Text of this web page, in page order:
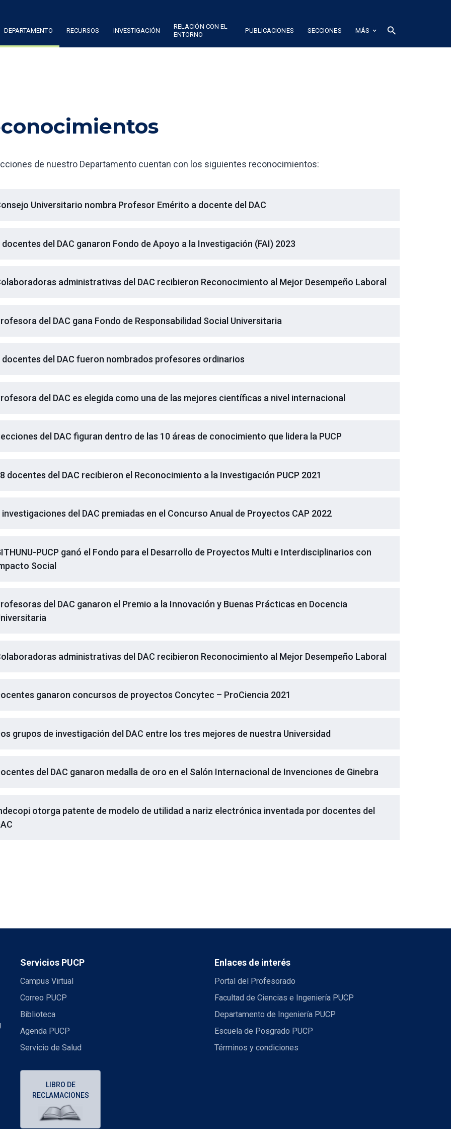
DEPARTAMENTO RECURSOS INVESTIGACIÓN
RELACIÓN CON EL
ENTORNO
PUBLICACIONES SECCIONES MÁS search
de nuestro Departamento cuentan con los siguientes reconocimientos:
Universitario nombra Profesor Emérito a docente del DAC
docentes del DAC ganaron Fondo de Apoyo a la Investigación (FAI) 2023
administrativas del DAC recibieron Reconocimiento al Mejor Desempeño Laboral
del DAC gana Fondo de Responsabilidad Social Universitaria
docentes del DAC fueron nombrados profesores ordinarios
del DAC es elegida como una de las mejores científicas a nivel internacional
del DAC figuran dentro de las 10 áreas de conocimiento que lidera la PUCP
docentes del DAC recibieron el Reconocimiento a la Investigación PUCP 2021
investigaciones del DAC premiadas en el Concurso Anual de Proyectos CAP 2022
PUCP ganó el Fondo para el Desarrollo de Proyectos Multi e Interdisciplinarios con
Social
del DAC ganaron el Premio a la Innovación y Buenas Prácticas en Docencia
administrativas del DAC recibieron Reconocimiento al Mejor Desempeño Laboral
ganaron concursos de proyectos Concytec – ProCiencia 2021
grupos de investigación del DAC entre los tres mejores de nuestra Universidad
del DAC ganaron medalla de oro en el Salón Internacional de Invenciones de Ginebra
otorga patente de modelo de utilidad a nariz electrónica inventada por docentes del
Servicios PUCP
Campus Virtual
Correo PUCP
Biblioteca
Agenda PUCP
Servicio de Salud
LIBRO DE
RECLAMACIONES
Enlaces de interés
Portal del Profesorado
Facultad de Ciencias e Ingeniería PUCP
Departamento de Ingeniería PUCP
Escuela de Posgrado PUCP
Términos y condiciones